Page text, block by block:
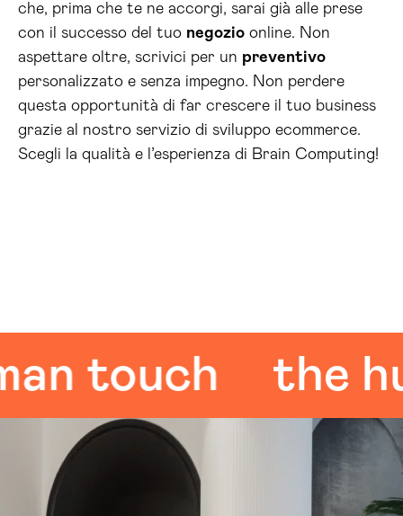
che, prima che te ne accorgi, sarai già alle prese
con il successo del tuo negozio online. Non
aspettare oltre, scrivici per un preventivo
personalizzato e senza impegno. Non perdere
questa opportunità di far crescere il tuo business
grazie al nostro servizio di sviluppo ecommerce.
Scegli la qualità e l’esperienza di Brain Computing!
touch the